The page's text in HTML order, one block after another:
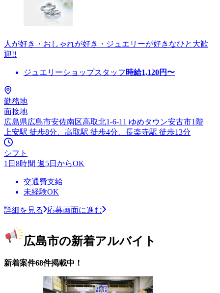
人が好き・おしゃれが好き・ジュエリーが好きなひと大歓
迎!!
ジュエリーショップスタッフ 時給1,120円〜
勤務地
面接地
広島県広島市安佐南区高取北1-6-11 ゆめタウン安古市1階
上安駅 徒歩8分、高取駅 徒歩4分、長楽寺駅 徒歩13分
シフト
1日8時間 週5日からOK
交通費支給
未経験OK
詳細を見る 応募画面に進む
広島市の新着アルバイト
新着案件68件掲載中！